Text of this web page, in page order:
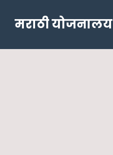
contentमराठी योजनालय